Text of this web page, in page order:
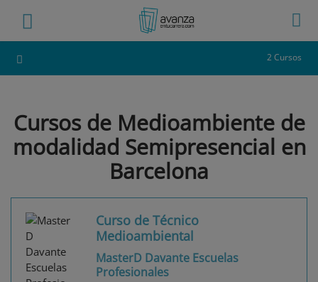
2 Cursos
Cursos de Medioambiente de
modalidad Semipresencial en
Barcelona
Curso de Técnico
Medioambiental
MasterD Davante Escuelas
Profesionales